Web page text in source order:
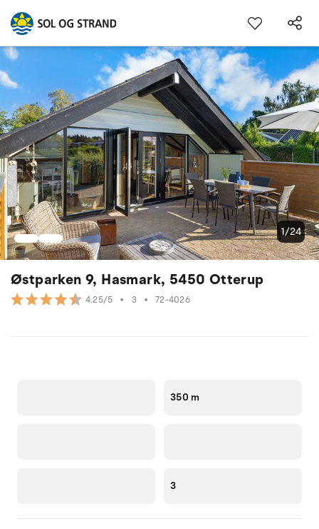
Østparken 9, Hasmark, 5450 Otterup
4.25/5 • 3 • 72-4026
1/24
350 m
3